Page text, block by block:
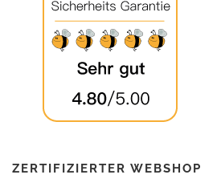
ZERTIFIZIERTER WEBSHOP